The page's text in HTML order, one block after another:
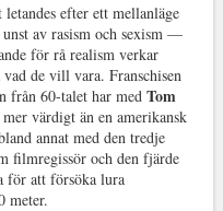
efter ett mellanläge
av rasism och sexism —
för rå realism verkar
de vill vara. Franschisen
från 60-talet har med Tom
värdigt än en amerikansk
annat med den tredje
filmregissör och den fjärde
för att försöka lura
meter.